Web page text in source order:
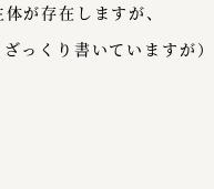
が存在しますが、
っくり書いていますが）